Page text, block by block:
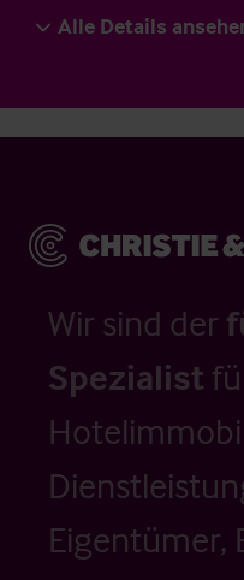
Alle Details
Wir sind der
Spezialist
Eigentümer,